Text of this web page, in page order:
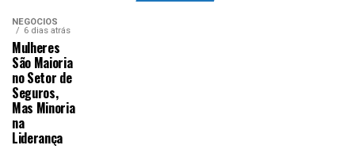
NEGÓCIOS
6 dias atrás
Mulheres
São Maioria
no Setor de
Seguros,
Mas Minoria
na
Liderança